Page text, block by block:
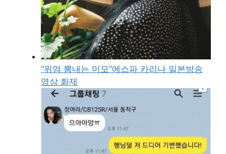
“위엄 뽐내는 미모”에스파 카리나 일본방송
영상 화제